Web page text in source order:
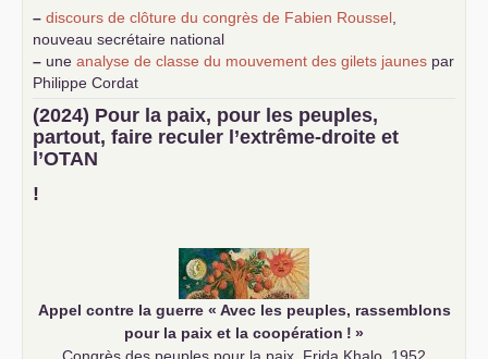
– discours de clôture du congrès de Fabien Roussel,
nouveau secrétaire national
– une analyse de classe du mouvement des gilets jaunes par
Philippe Cordat
–un texte de Jean-Claude Delaunay
le marxisme est la
science sociale de notre temps
–un appel proposé aux partis communistes et ouvrier
d’Europe
–
(2024) Pour la paix, pour les peuples,
partout, faire reculer l’extrême-droite et
l’OTAN
!
Appel contre la guerre « Avec les peuples, rassemblons
pour la paix et la coopération ! »